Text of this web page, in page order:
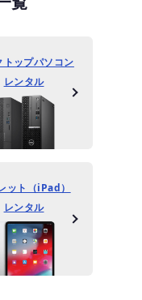
トップパソコン
レンタル
ット（iPad）
レンタル